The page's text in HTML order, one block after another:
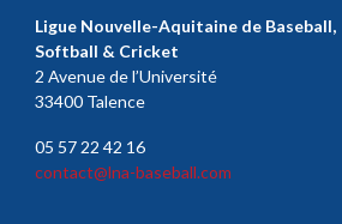
Ligue Nouvelle-Aquitaine de Baseball,
Softball & Cricket
2 Avenue de l’Université
33400 Talence
05 57 22 42 16
contact@lna-baseball.com